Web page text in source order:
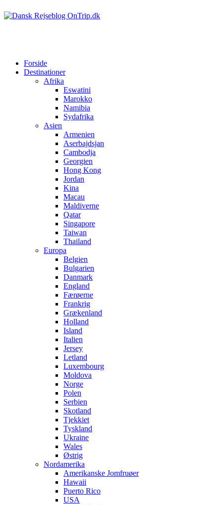
Forside
Destinationer
Afrika
Eswatini
Marokko
Namibia
Sydafrika
Asien
Armenien
Aserbajdsjan
Cambodja
Georgien
Hong Kong
Jordan
Kina
Macau
Maldiverne
Qatar
Singapore
Taiwan
Thailand
Europa
Belgien
Bulgarien
Danmark
England
Færøerne
Frankrig
Grækenland
Holland
Island
Italien
Jersey
Letland
Luxembourg
Moldova
Norge
Polen
Serbien
Skotland
Tjekkiet
Tyskland
Ukraine
Wales
Østrig
Nordamerika
Amerikanske Jomfruøer
Hawaii
Puerto Rico
USA